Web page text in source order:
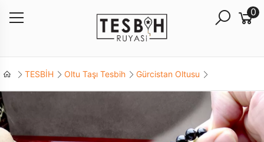
0
TESBİH Oltu Taşı Tesbih Gürcistan Oltusu